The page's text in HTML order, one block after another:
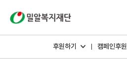
후원하기 캠페인후원